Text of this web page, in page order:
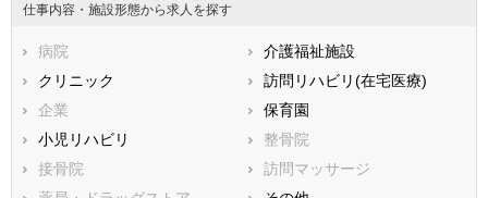
石川県
福井県
静岡県
三重県
滋賀県
大阪府
兵庫県
鳥取県
広島県
徳島県
仕事内容・施設形態から求人を探す
病院
介護福祉施設
クリニック
訪問リハビリ(在宅医療)
企業
保育園
小児リハビリ
整骨院
接骨院
訪問マッサージ